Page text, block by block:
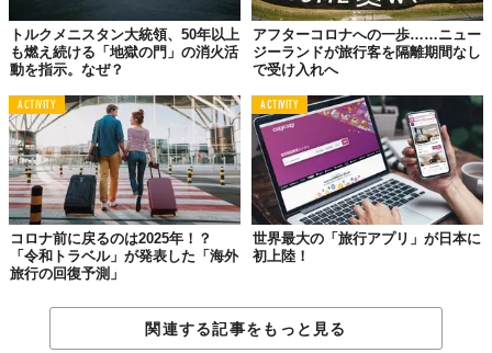
ということで、体験できるアクティビティはこんな感じ。
ケンの素敵なワードローブをひと回りして、自分にぴった
りのビーチウェアを見つけよう。バービーだけではなく、
カウボーイになりきって、ケンの屋外ディスコ・ダンスフ
ロアでラインダンスを踊ったり、ケンのギターでサンセッ
トセレナーデを演奏したりしよう。
インフィニティ・プールで日光浴をしたり、くつろいだり
しながら、映画のビーチでのシーンを再現。
黄色とピンクのIMPALA製ローラーブレードやサーフボード
のセットなど、ケンのお部屋に置いてあるグッズ一部をお
持ち帰りいただけます。
予約は日本時間の7月18日午前2時（現地時間7月17日午前10時）
からスタート。宿泊日時は本国アメリカの公開日にあわせて7月
トルクメニスタン大統領、50年以上
も燃え続ける「地獄の門」の消火活
動を指示。なぜ？
アフターコロナへの一歩……ニュー
ジーランドが旅行客を隔離期間なし
で受け入れへ
ACTIVITY
コロナ前に戻るのは2025年！？
「令和トラベル」が発表した「海外
旅行の回復予測」
ACTIVITY
世界最大の「旅行アプリ」が日本に
初上陸！
関連する記事をもっと見る